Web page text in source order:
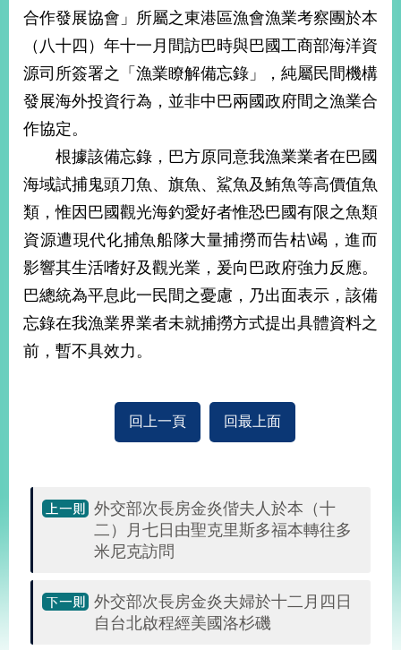
和
平
護
照
回
頁
站
導
覽
關
於
本
部
新
中
心
國
傳
合作發展協會」所屬之東港區漁會漁業考察團於本
（八十四）年十一月間訪巴時與巴國工商部海洋資
源司所簽署之「漁業瞭解備忘錄」，純屬民間機構
發展海外投資行為，並非中巴兩國政府間之漁業合
作協定。
根據該備忘錄，巴方原同意我漁業業者在巴國
海域試捕鬼頭刀魚、旗魚、鯊魚及鮪魚等高價值魚
類，惟因巴國觀光海釣愛好者惟恐巴國有限之魚類
資源遭現代化捕魚船隊大量捕撈而告枯\竭，進而
影響其生活嗜好及觀光業，爰向巴政府強力反應。
巴總統為平息此一民間之憂慮，乃出面表示，該備
忘錄在我漁業界業者未就捕撈方式提出具體資料之
前，暫不具效力。
回上一頁 回最上面
外交部次長房金炎偕夫人於本（十
二）月七日由聖克里斯多福本轉往多
米尼克訪問
外交部次長房金炎夫婦於十二月四日
自台北啟程經美國洛杉磯